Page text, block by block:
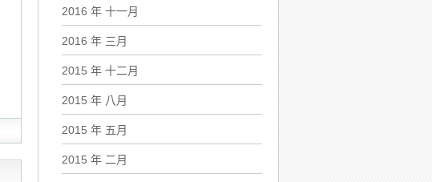
2016 年 十一月
2016 年 三月
2015 年 十二月
2015 年 八月
2015 年 五月
2015 年 二月